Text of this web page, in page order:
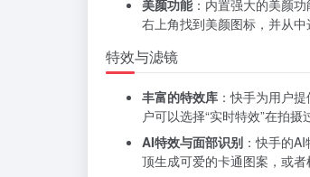
美颜功能：内置强大的美颜
右上角找到美颜图标，并从中
特效与滤镜
丰富的特效库 ：快手为用户
户可以选择“实时特效”在拍
AI特效与面部识别 ：快手的
顶生成可爱的卡通图案，或者